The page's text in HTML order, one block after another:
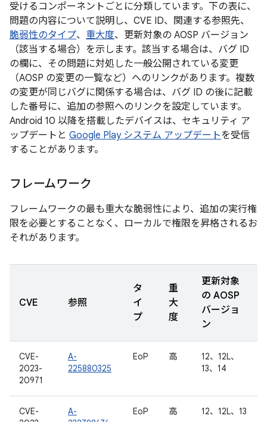
受けるコンポーネントごとに分類しています。下の表に、
問題の内容について説明し、CVE ID、関連する参照先、
脆弱性のタイプ、 重大度、更新対象の AOSP バージョン
（該当する場合）を示します。該当する場合は、バグ ID
の欄に、その問題に対処した一般公開されている変更
（AOSP の変更の一覧など）へのリンクがあります。複数
の変更が同じバグに関係する場合は、バグ ID の後に記載
した番号に、追加の参照へのリンクを設定しています。
Android 10 以降を搭載したデバイスは、セキュリティ ア
ップデートと Google Play システム アップデートを受信
することがあります。
フレームワーク
フレームワークの最も重大な脆弱性により、追加の実行権
限を必要とすることなく、ローカルで権限を昇格されるお
それがあります。
CVE 参照
タ
イ
プ
重
大
度
更新対象
の AOSP
バージョ
ン
CVE-
2023-
20971
A-
225880325
EoP 高
12、12L、
13、14
CVE-
A-
EoP 高 12、12L、13